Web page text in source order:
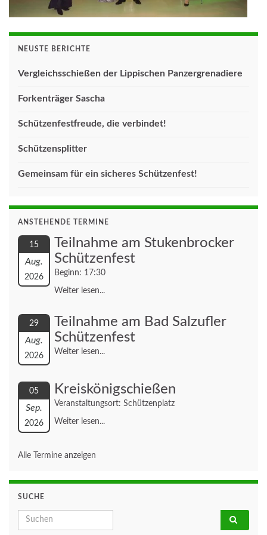
NEUSTE BERICHTE
Vergleichsschießen der Lippischen Panzergrenadiere
Forkenträger Sascha
Schützenfestfreude, die verbindet!
Schützensplitter
Gemeinsam für ein sicheres Schützenfest!
ANSTEHENDE TERMINE
15
Aug.
2026
Teilnahme am Stukenbrocker
Schützenfest
Beginn: 17:30
Weiter lesen...
29
Aug.
2026
Teilnahme am Bad Salzufler
Schützenfest
Weiter lesen...
05
Sep.
2026
Kreiskönigschießen
Veranstaltungsort: Schützenplatz
Weiter lesen...
Alle Termine anzeigen
SUCHE
Search for: